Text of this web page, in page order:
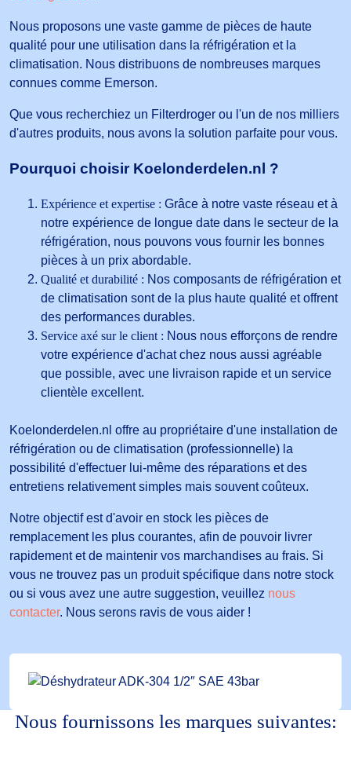
Nous proposons une vaste gamme de pièces de haute
qualité pour une utilisation dans la réfrigération et la
climatisation. Nous distribuons de nombreuses marques
connues comme Emerson.
Que vous recherchiez un Filterdroger ou l'un de nos milliers
d'autres produits, nous avons la solution parfaite pour vous.
Pourquoi choisir Koelonderdelen.nl ?
Expérience et expertise : Grâce à notre vaste réseau et à
notre expérience de longue date dans le secteur de la
réfrigération, nous pouvons vous fournir les bonnes
pièces à un prix abordable.
Qualité et durabilité : Nos composants de réfrigération et
de climatisation sont de la plus haute qualité et offrent
des performances durables.
Service axé sur le client : Nous nous efforçons de rendre
votre expérience d'achat chez nous aussi agréable
que possible, avec une livraison rapide et un service
clientèle excellent.
Koelonderdelen.nl offre au propriétaire d'une installation de
réfrigération ou de climatisation (professionnelle) la
possibilité d'effectuer lui-même des réparations et des
entretiens relativement simples mais souvent coûteux.
Notre objectif est d'avoir en stock les pièces de
remplacement les plus courantes, afin de pouvoir livrer
rapidement et de maintenir vos marchandises au frais. Si
vous ne trouvez pas un produit spécifique dans notre stock
ou si vous avez une autre suggestion, veuillez nous
contacter. Nous serons ravis de vous aider !
Nous fournissons les marques suivantes: